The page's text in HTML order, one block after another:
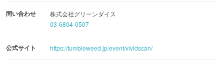
問い合わせ
株式会社グリーンダイス
03-6804-0507
公式サイト https://tumbleweed.jp/event/vividscan/